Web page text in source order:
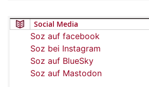
Social Media
Soz auf facebook
Soz bei Instagram
Soz auf BlueSky
Soz auf Mastodon